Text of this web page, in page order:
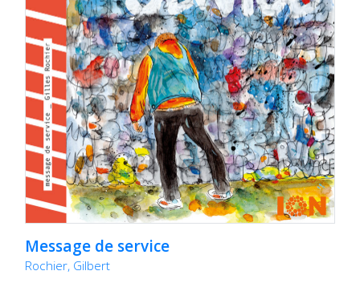
Message de service
Rochier, Gilbert